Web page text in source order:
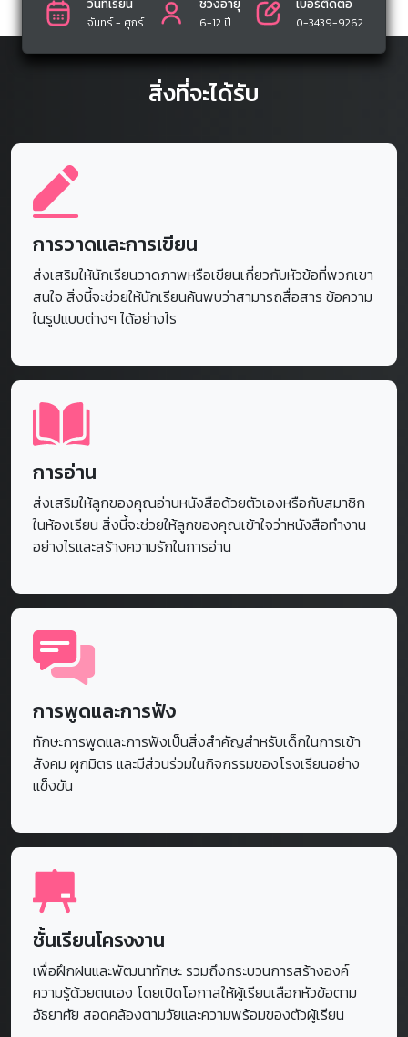
จันทร์ - ศุกร์ 6-12 ปี
สิ่งที่จะได้รับ
การวาดและการเขียน
ส่งเสริมให้นักเรียนวาดภาพหรือเขียนเกี่ยวกับหัวข้อที่พวกเขา
สนใจ สิ่งนี้จะช่วยให้นักเรียนค้นพบว่าสามารถสื่อสาร ข้อความ
ในรูปแบบต่างๆ ได้อย่างไร
การอ่าน
ส่งเสริมให้ลูกของคุณอ่านหนังสือด้วยตัวเองหรือกับสมาชิก
ในห้องเรียน สิ่งนี้จะช่วยให้ลูกของคุณเข้าใจว่าหนังสือทำงาน
อย่างไรและสร้างความรักในการอ่าน
การพูดและการฟัง
ทักษะการพูดและการฟังเป็นสิ่งสำคัญสำหรับเด็กในการเข้า
สังคม ผูกมิตร และมีส่วนร่วมในกิจกรรมของโรงเรียนอย่าง
แข็งขัน
ชั้นเรียนโครงงาน
เพื่อฝึกฝนและพัฒนาทักษะ รวมถึงกระบวนการสร้างองค์
ความรู้ด้วยตนเอง โดยเปิดโอกาสให้ผู้เรียนเลือกหัวข้อตาม
อัธยาศัย สอดคล้องตามวัยและความพร้อมของตัวผู้เรียน